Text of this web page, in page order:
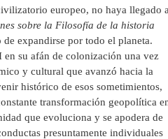
europeo, no haya llegado a
sobre la Filosofía de la historia
expandirse por todo el planeta.
su afán de colonización una vez
y cultural que avanzó hacia la
histórico de esos sometimientos,
transformación geopolítica
que evoluciona y se apodera de
presuntamente individuales